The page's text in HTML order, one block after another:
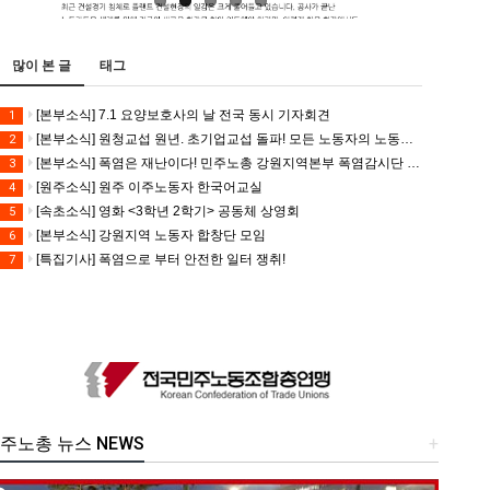
많이 본 글 태그
1 [본부소식] 7.1 요양보호사의 날 전국 동시 기자회견
2 [본부소식] 원청교섭 원년. 초기업교섭 돌파! 모든 노동자의 노동기본권 쟁취! 민주노총 7.15 총파업대회
3 [본부소식] 폭염은 재난이다! 민주노총 강원지역본부 폭염감시단 선포 기자회견
4 [원주소식] 원주 이주노동자 한국어교실
5 [속초소식] 영화 <3학년 2학기> 공동체 상영회
6 [본부소식] 강원지역 노동자 합창단 모임
7 [특집기사] 폭염으로 부터 안전한 일터 쟁취!
+
노총 뉴스 NEWS